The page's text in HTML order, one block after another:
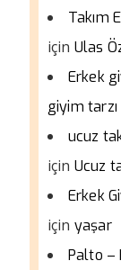
Takım
için Ulas
Erkek
giyim tarzı
ucuz
için Ucuz
Erkek
için yaşar
Palto –